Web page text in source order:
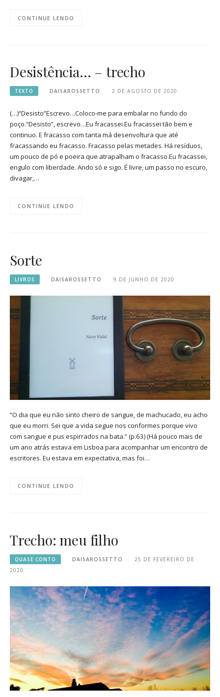
CONTINUE LENDO
Desistência… – trecho
TEXTO DAISAROSSETTO 2 DE AGOSTO DE 2020
(…)“Desisto”Escrevo…Coloco-me para embalar no fundo do
poço.“Desisto”, escrevo…Eu fracassei.Eu fracassei tão bem e
continuo. E fracasso com tanta má desenvoltura que até
fracassando eu fracasso. Fracasso pelas metades. Há resíduos,
um pouco de pó e poeira que atrapalham o fracasso.Eu fracassei,
engulo com liberdade. Ando só e sigo. É livre, um passo no escuro,
divagar,…
CONTINUE LENDO
Sorte
LIVROS DAISAROSSETTO 9 DE JUNHO DE 2020
“O dia que eu não sinto cheiro de sangue, de machucado, eu acho
que eu morri. Sei que a vida segue nos conformes porque vivo
com sangue e pus espirrados na bata.” (p.63) (Há pouco mais de
um ano atrás estava em Lisboa para acompanhar um encontro de
escritores. Eu estava em expectativa, mas foi…
CONTINUE LENDO
Trecho: meu filho
QUASE CONTO DAISAROSSETTO
25 DE FEVEREIRO DE
2020